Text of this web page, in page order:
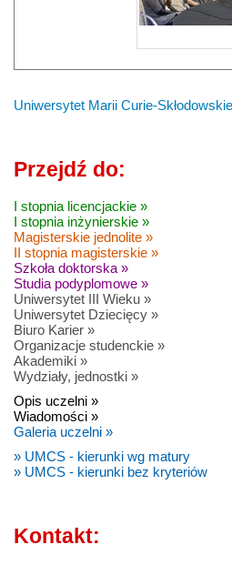
Uniwersytet Marii Curie-
Przejdź do:
I stopnia licencjackie »
I stopnia inżynierskie »
Magisterskie jednolite »
II stopnia magisterskie »
Szkoła doktorska »
Studia podyplomowe »
Uniwersytet III Wieku »
Uniwersytet Dziecięcy »
Biuro Karier »
Organizacje studenckie »
Akademiki »
Wydziały, jednostki »
Opis uczelni »
Wiadomości »
Galeria uczelni »
» UMCS - kierunki wg matury
» UMCS - kierunki bez kryteriów
Kontakt: